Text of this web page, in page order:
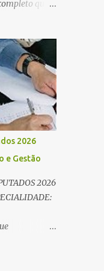
que
mil iniciais O
Deputados
Analista
e Gestão) se
de
o certame
que
estudar
Para
, o
2026
e Gestão
2026